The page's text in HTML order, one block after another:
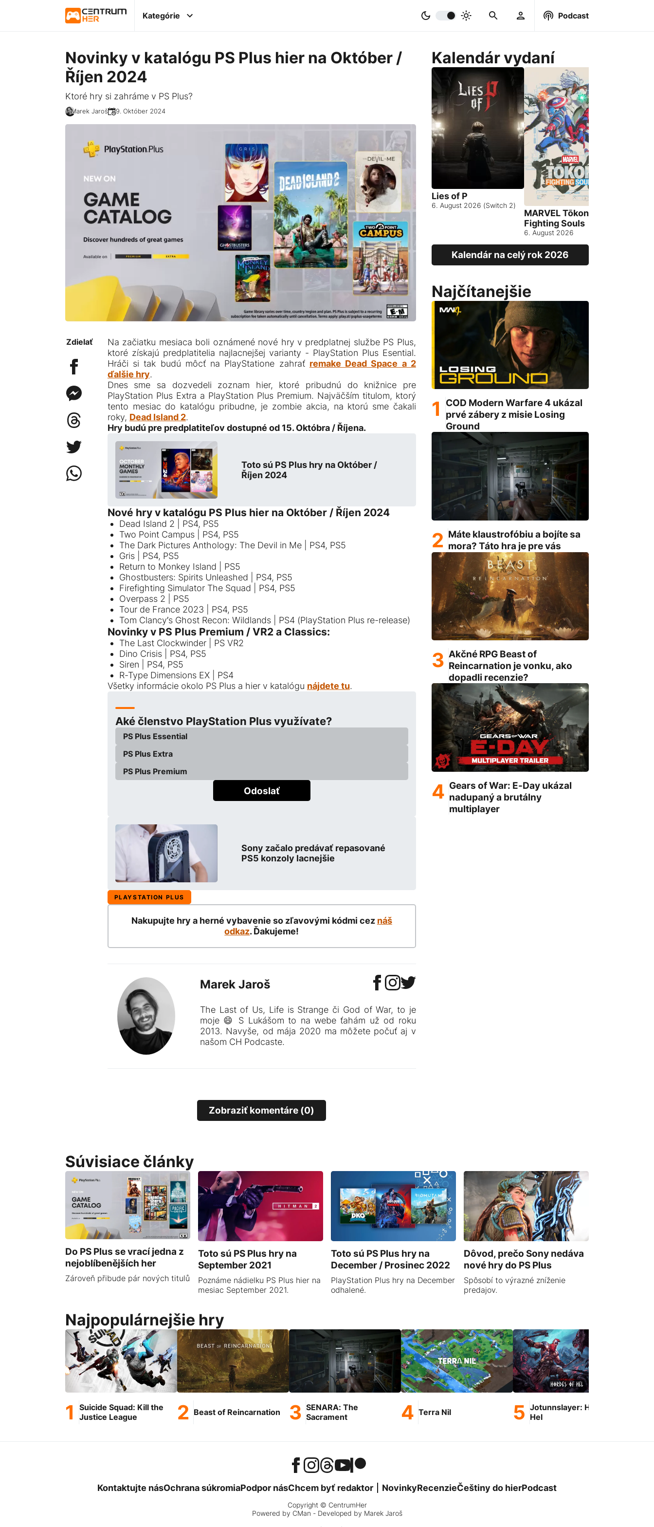
Kategórie Podcast
Novinky v katalógu PS Plus hier na Október /
Říjen 2024
Ktoré hry si zahráme v PS Plus?
Marek Jaroš 09. Október 2024
Zdielať
Na začiatku mesiaca boli oznámené nové hry v predplatnej službe PS Plus,
ktoré získajú predplatitelia najlacnejšej varianty - PlayStation Plus Esential.
Hráči si tak budú môcť na PlayStatione zahrať remake Dead Space a 2
ďalšie hry.
Dnes sme sa dozvedeli zoznam hier, ktoré pribudnú do knižnice pre
PlayStation Plus Extra a PlayStation Plus Premium. Najväčším titulom, ktorý
tento mesiac do katalógu pribudne, je zombie akcia, na ktorú sme čakali
roky, Dead Island 2.
Hry budú pre predplatiteľov dostupné od 15. Októbra / Říjena.
Toto sú PS Plus hry na Október /
Říjen 2024
Nové hry v katalógu PS Plus hier na Október / Říjen 2024
Dead Island 2 | PS4, PS5
Two Point Campus | PS4, PS5
The Dark Pictures Anthology: The Devil in Me | PS4, PS5
Gris | PS4, PS5
Return to Monkey Island | PS5
Ghostbusters: Spirits Unleashed | PS4, PS5
Firefighting Simulator The Squad | PS4, PS5
Overpass 2 | PS5
Tour de France 2023 | PS4, PS5
Tom Clancy’s Ghost Recon: Wildlands | PS4 (PlayStation Plus re-release)
Novinky v PS Plus Premium / VR2 a Classics:
The Last Clockwinder | PS VR2
Dino Crisis | PS4, PS5
Siren | PS4, PS5
R-Type Dimensions EX | PS4
Všetky informácie okolo PS Plus a hier v katalógu nájdete tu.
Aké členstvo PlayStation Plus využívate?
PS Plus Essential
PS Plus Extra
PS Plus Premium
Odoslať
Sony začalo predávať repasované
PS5 konzoly lacnejšie
PLAYSTATION PLUS
Nakupujte hry a herné vybavenie so zľavovými kódmi cez náš
odkaz. Ďakujeme!
Marek Jaroš
The Last of Us, Life is Strange či God of War, to je
moje 😄 S Lukášom to na webe ťahám už od roku
2013. Navyše, od mája 2020 ma môžete počuť aj v
našom CH Podcaste.
Zobraziť komentáre (0)
Súvisiace články
Do PS Plus se vrací jedna z
nejoblíbenějších her
Zároveň přibude pár nových titulů
Toto sú PS Plus hry na
September 2021
Poznáme nádielku PS Plus hier na
mesiac September 2021.
Toto sú PS Plus hry na
December / Prosinec 2022
PlayStation Plus hry na December
odhalené.
Dôvod, prečo Sony nedáva
nové hry do PS Plus
Spôsobí to výrazné zníženie
predajov.
Najpopulárnejšie hry
Suicide Squad: Kill the
Justice League
Beast of Reincarnation
SENARA: The
Sacrament
Terra Nil
Jotunnslayer: Hordes of
Hel
Kalendár vydaní
Lies of P
6. August 2026 (Switch 2)
MARVEL Tōkon:
Fighting Souls
6. August 2026
Kalendár na celý rok 2026
Najčítanejšie
COD Modern Warfare 4 ukázal
prvé zábery z misie Losing
Ground
Máte klaustrofóbiu a bojíte sa
mora? Táto hra je pre vás
Akčné RPG Beast of
Reincarnation je vonku, ako
dopadli recenzie?
Gears of War: E-Day ukázal
nadupaný a brutálny
multiplayer
Kontaktujte násOchrana súkromiaPodpor násChcem byť redaktor NovinkyRecenzieČeštiny do hierPodcast
Copyright © CentrumHer
Powered by CMan - Developed by Marek Jaroš